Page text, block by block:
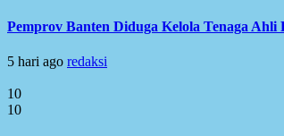
Pemprov Banten Diduga Kelola Tenaga
5 hari ago redaksi
10
10